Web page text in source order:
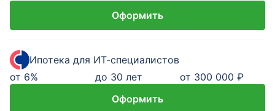
Оформить
Ипотека для ИТ-специалистов
от 6% до 30 лет
от 300 000 ₽
Оформить